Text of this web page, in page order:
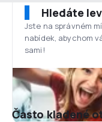
Hledáte
Jste na správném
nabídek, abychom
sami!
Často kladené